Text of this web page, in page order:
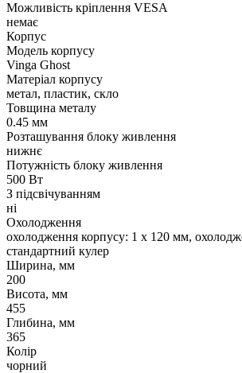
Можливість кріплення VESA
немає
Корпус
Модель корпусу
Vinga Ghost
Матеріал корпусу
метал, пластик, скло
Товщина металу
0.45 мм
Розташування блоку живлення
нижнє
Потужність блоку живлення
500 Вт
З підсвічуванням
ні
Охолодження
охолодження корпусу: 1 x 120 мм,
стандартний кулер
Ширина, мм
200
Висота, мм
455
Глибина, мм
365
Колір
чорний